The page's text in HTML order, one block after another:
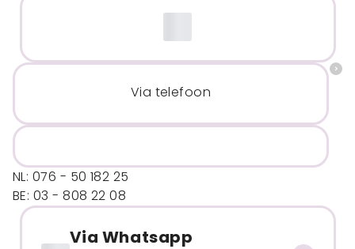
Via telefoon
NL: 076 - 50 182 25
BE: 03 - 808 22 08
Via Whatsapp